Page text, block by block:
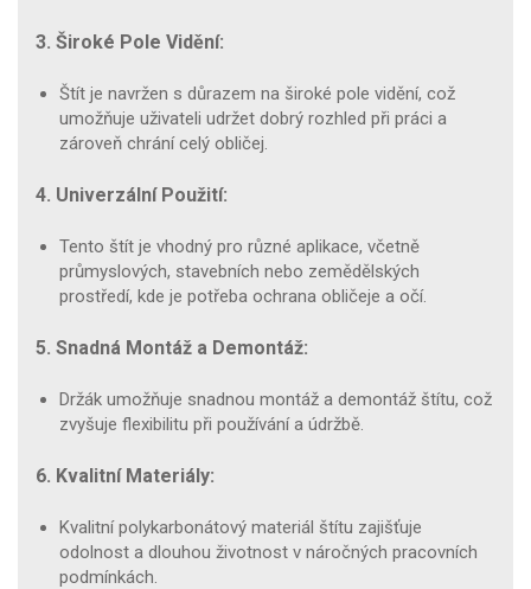
3. Široké Pole Vidění:
Štít je navržen s důrazem na široké pole vidění, což
umožňuje uživateli udržet dobrý rozhled při práci a
zároveň chrání celý obličej.
4. Univerzální Použití:
Tento štít je vhodný pro různé aplikace, včetně
průmyslových, stavebních nebo zemědělských
prostředí, kde je potřeba ochrana obličeje a očí.
5. Snadná Montáž a Demontáž:
Držák umožňuje snadnou montáž a demontáž štítu, což
zvyšuje flexibilitu při používání a údržbě.
6. Kvalitní Materiály:
Kvalitní polykarbonátový materiál štítu zajišťuje
odolnost a dlouhou životnost v náročných pracovních
podmínkách.